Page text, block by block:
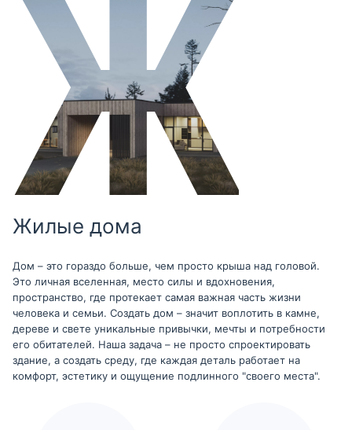
Жилые дома
Дом – это гораздо больше, чем просто крыша над головой.
Это личная вселенная, место силы и вдохновения,
пространство, где протекает самая важная часть жизни
человека и семьи. Создать дом – значит воплотить в камне,
дереве и свете уникальные привычки, мечты и потребности
его обитателей. Наша задача – не просто спроектировать
здание, а создать среду, где каждая деталь работает на
комфорт, эстетику и ощущение подлинного "своего места".